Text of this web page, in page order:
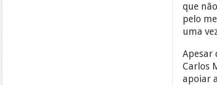
que
pelo
uma
Apesar
Carlos
apoiar